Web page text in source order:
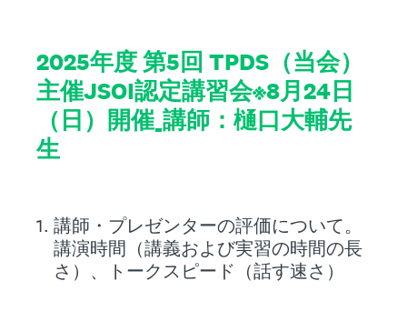
2025年度 第5回 TPDS（当会）
主催JSOI認定講習会※8月24日
（日）開催_講師：樋口大輔先
生
1. 講師・プレゼンターの評価について。
講演時間（講義および実習の時間の長
さ）、トークスピード（話す速さ）